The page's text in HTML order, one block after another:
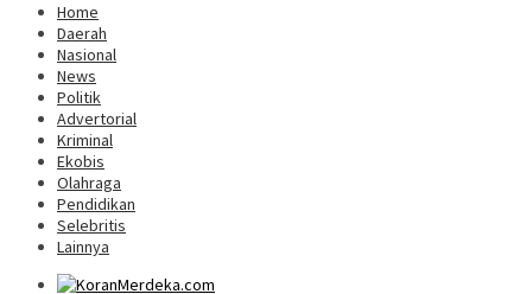
Home
Daerah
Nasional
News
Politik
Advertorial
Kriminal
Ekobis
Olahraga
Pendidikan
Selebritis
Lainnya